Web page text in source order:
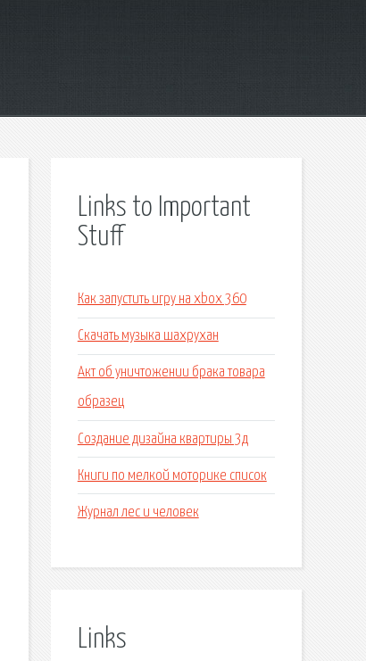
Links to Important
Stuff
Как запустить игру на xbox 360
Скачать музыка шахрухан
Акт об уничтожении брака товара
образец
Создание дизайна квартиры 3д
Книги по мелкой моторике список
Журнал лес и человек
Links